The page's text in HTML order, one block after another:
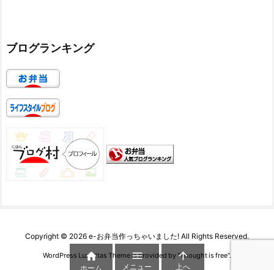
ブログランキング
Copyright © 2026 e-お弁当作っちゃいました! All Rights Reserved.
WordPress Luxeritas Theme is provided by "Thought is free".

ホーム

メニュー

上へ